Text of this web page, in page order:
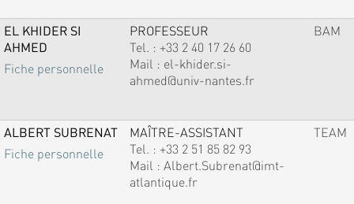
EL KHIDER SI
AHMED
Fiche personnelle
PROFESSEUR
Tel. : +33 2 40 17 26 60
Mail : el-khider.si-
ahmed@univ-nantes.fr
BAM
ALBERT SUBRENAT
Fiche personnelle
MAÎTRE-ASSISTANT
Tel. : +33 2 51 85 82 93
Mail : Albert.Subrenat@imt-
atlantique.fr
TEAM